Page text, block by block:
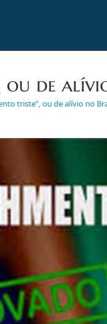
ou de
triste”, ou de alívio no